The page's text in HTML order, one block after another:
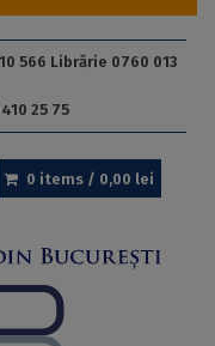
566 Librărie 0760 013
25 75
0 items / 0,00 lei